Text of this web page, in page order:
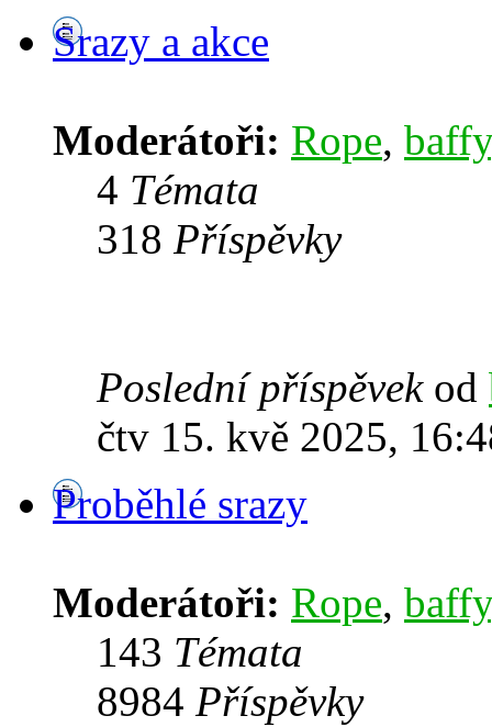
Srazy a akce
Moderátoři: Rope, baffy
4 Témata
318 Příspěvky
Poslední příspěvekod
čtv 15. kvě 2025,
Proběhlé srazy
Moderátoři: Rope, baffy
143 Témata
8984 Příspěvky